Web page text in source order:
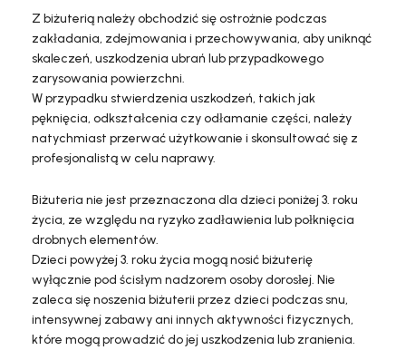
Z biżuterią należy obchodzić się ostrożnie podczas
zakładania, zdejmowania i przechowywania, aby uniknąć
skaleczeń, uszkodzenia ubrań lub przypadkowego
zarysowania powierzchni.
W przypadku stwierdzenia uszkodzeń, takich jak
pęknięcia, odkształcenia czy odłamanie części, należy
natychmiast przerwać użytkowanie i skonsultować się z
profesjonalistą w celu naprawy.
Biżuteria nie jest przeznaczona dla dzieci poniżej 3. roku
życia, ze względu na ryzyko zadławienia lub połknięcia
drobnych elementów.
Dzieci powyżej 3. roku życia mogą nosić biżuterię
wyłącznie pod ścisłym nadzorem osoby dorosłej. Nie
zaleca się noszenia biżuterii przez dzieci podczas snu,
intensywnej zabawy ani innych aktywności fizycznych,
które mogą prowadzić do jej uszkodzenia lub zranienia.